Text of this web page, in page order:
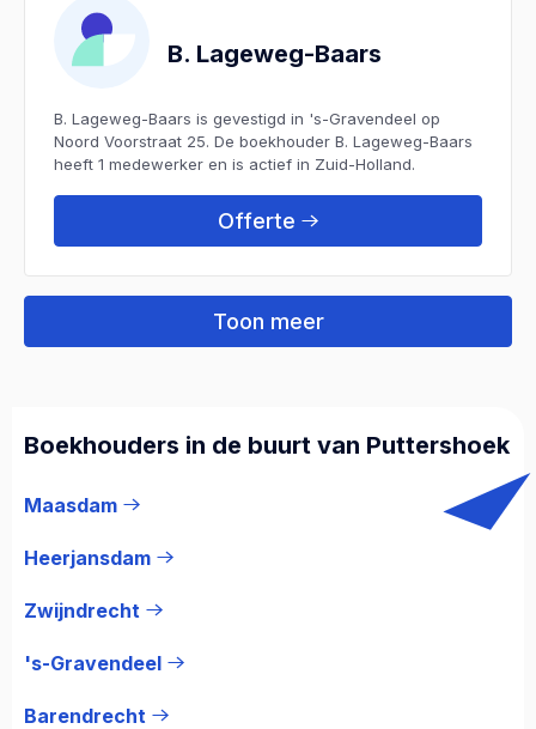
B. Lageweg-Baars
B. Lageweg-Baars is gevestigd in 's-Gravendeel op
Noord Voorstraat 25. De boekhouder B. Lageweg-Baars
heeft 1 medewerker en is actief in Zuid-Holland.
Offerte
Toon meer
Boekhouders in de buurt van Puttershoek
Maasdam
Heerjansdam
Zwijndrecht
's-Gravendeel
Barendrecht